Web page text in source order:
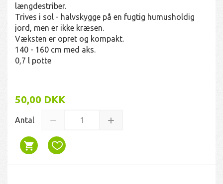
længdestriber.
Trives i sol - halvskygge på en fugtig humusholdig
jord, men er ikke kræsen.
Væksten er opret og kompakt.
140 - 160 cm med aks.
0,7 l potte
50,00 DKK
Antal